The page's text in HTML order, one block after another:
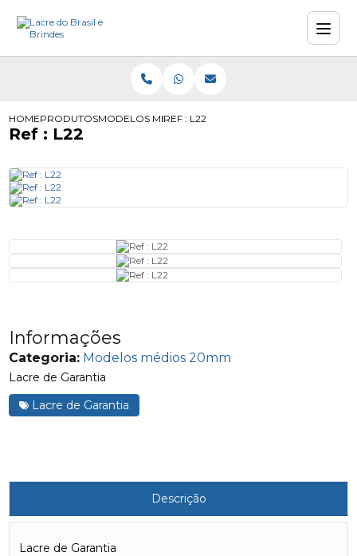
HOMEPRODUTOSMODELOS MÉDIOS 20MM
REF : L22
Ref : L22
Informações
Categoria: Modelos médios 20mm
Lacre de Garantia
Lacre de Garantia
Descrição
Lacre de Garantia